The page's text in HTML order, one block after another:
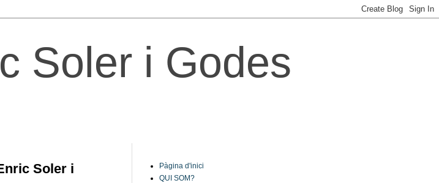
Soler i Godes
Soler i
Pàgina d'inici
QUI SOM?